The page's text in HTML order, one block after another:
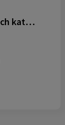
Odisha 180 g/m² OCS biologisch katoenen grote accessoiretas 3L